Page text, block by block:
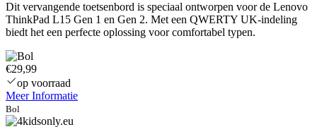
Dit vervangende toetsenbord is speciaal ontworpen voor de Lenovo
ThinkPad L15 Gen 1 en Gen 2. Met een QWERTY UK-indeling
biedt het een perfecte oplossing voor comfortabel typen.
€29,99
op voorraad
Meer Informatie
Bol